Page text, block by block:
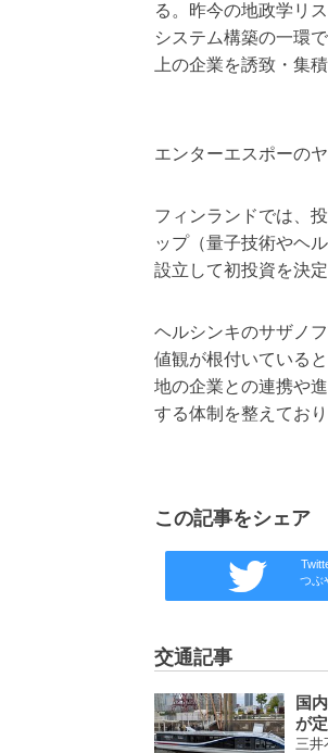
る。昨今の地政学リ
システム構築の一環
上の企業を誘致・集
エンターエスポーの
フィンランドでは、
ップ（量子技術やヘ
設立して初投資を決定
ヘルシンキのサザノ
値観が根付いている
地の企業との連携や
する体制を整えてお
この記事をシェア
つぶ
交通記事
国
が
三井